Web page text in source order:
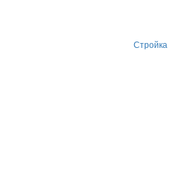
Стройка